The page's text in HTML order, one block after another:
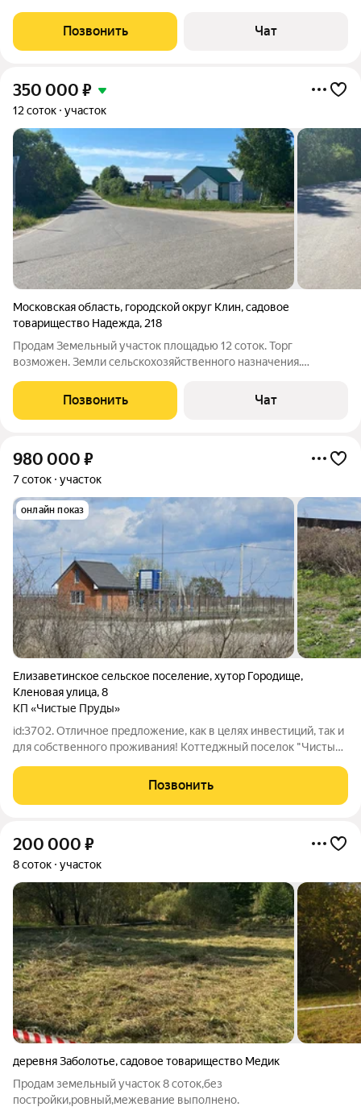
долгосрочный период! Покупали лично для себя, выбирали
очень тщательно! Причина продажи очень
Позвонить Чат
350 000 ₽
12 соток участок
Московская область, городской округ Клин,садовое
товарищество Надежда, 218
Пpoдaм Земельный учacтoк площадью 12 сотoк. Торг
возможен. Земли сельскохозяйственного назначения.
прaвильнoй фоpмы. С двух cторoн огopожeн зaбopaми
cоседей. Вдoль доpoги проxодит канавa для
Позвонить Чат
980 000 ₽
7 соток участок
онлайн показ
Елизаветинское сельское поселение,хутор Городище,
Кленовая улица,8
КП «Чистые Пруды»
id:3702. Отличное предложение, как в целях инвестиций, так и
для собственного проживания! Коттеджный поселок "Чистые
м. Участки правильной формы от 6-7,5 сотки. Газ, свет, вода
скважина. В
Позвонить
200 000 ₽
8 соток участок
деревня Заболотье,садовое товарищество Медик
Продам земельный участок 8 соток,без
постройки,ровный,межевание выполнено.